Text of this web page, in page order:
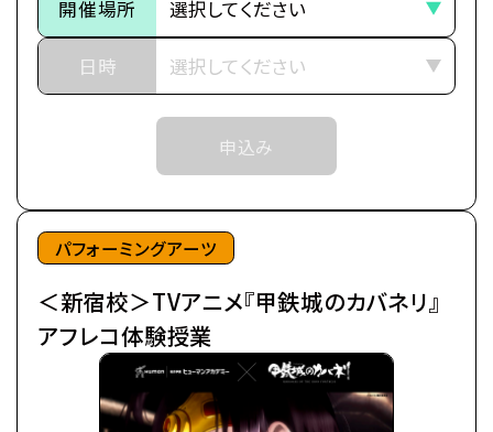
抽選等の対応をさせていただく場合がございます。
※当日ご参加いただける方には校舎の職員より
予約確定のご連絡をいたします。
それまでは予約完了しておりませんので
予めご了承ください。
※中学生以上の方が対象となります。
©カバネリ製作委員会
その旅路の先に、新たな運命（さだめ）
世界中に産業革命の波が押し寄せ、
近世から近代に移り変わろうとした頃、
突如として不死の怪物が現れた。
後にカバネと呼ばれる事になるそれらは、
鋼鉄の皮膜に覆われた心臓を持ち、
噛んだ者までもカバネにしてしまう。
カバネは爆発的に増殖し、
全世界を覆い尽くしていった。
極東の島国である日ノ本（ひのもと）で、
分厚い装甲に覆われた蒸気機関車、
通称・駿城（はやじろ）の一つ、
甲鉄城（こうてつじょう）に乗り込んだ生駒たちは、
開催場所
日時
申込み
パフォーミングアーツ
＜新宿校＞TVアニメ『甲鉄城のカバネリ』
アフレコ体験授業